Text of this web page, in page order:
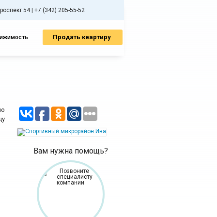
54 | +7 (342) 205-55-52
Продать квартиру
Вам нужна помощь?